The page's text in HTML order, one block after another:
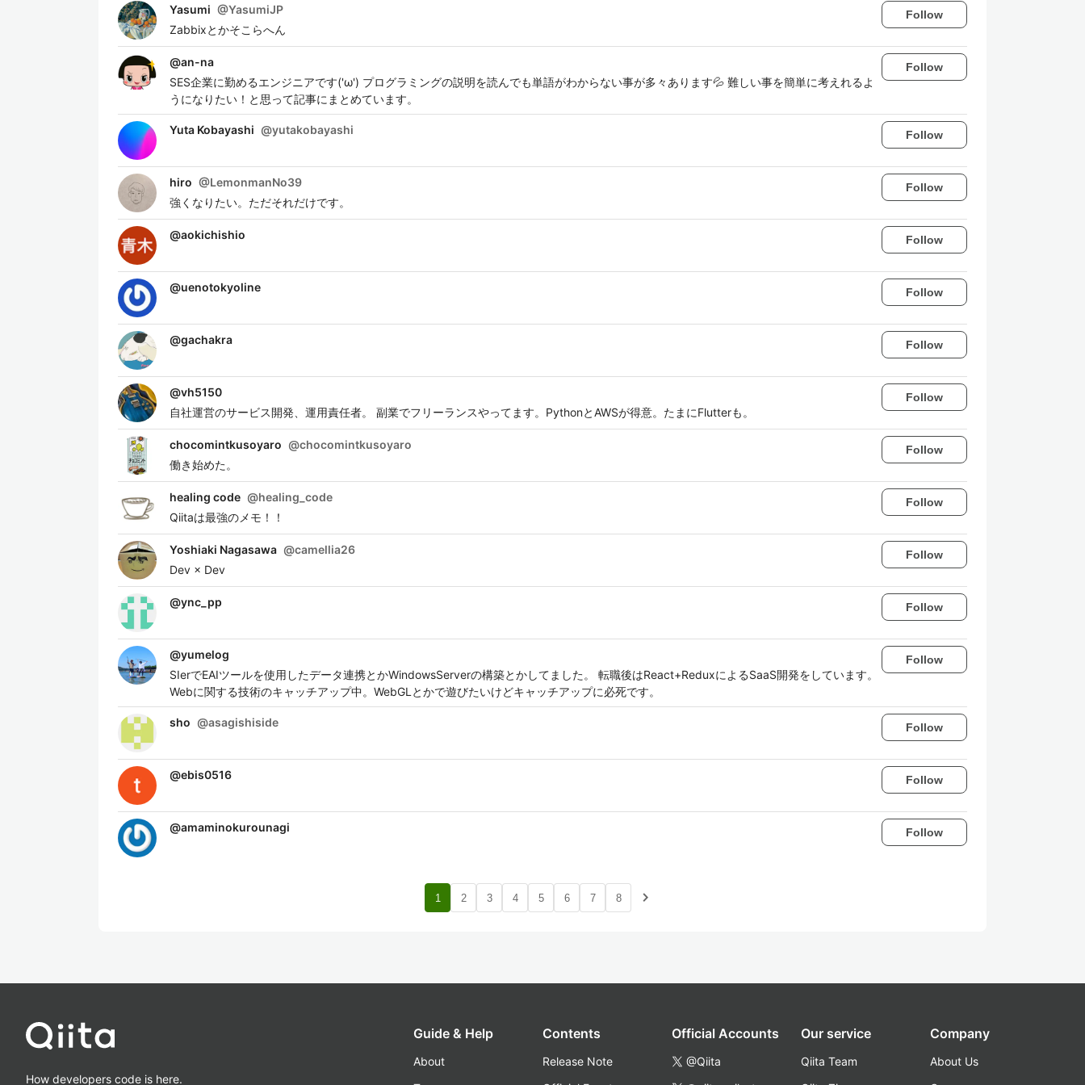
Yasumi @YasumiJP
Zabbixとかそこらへん
Follow
@an-na
SES企業に勤めるエンジニアです('ω') プログラミングの説明を読んでも単語がわからない事が多々あります💦 難しい事を簡単に考えれるよ
うになりたい！と思って記事にまとめています。
Follow
Yuta Kobayashi @yutakobayashi Follow
hiro @LemonmanNo39
強くなりたい。ただそれだけです。
Follow
@aokichishio Follow
@uenotokyoline Follow
@gachakra Follow
@vh5150
自社運営のサービス開発、運用責任者。 副業でフリーランスやってます。PythonとAWSが得意。たまにFlutterも。
Follow
chocomintkusoyaro @chocomintkusoyaro
働き始めた。
Follow
healing code @healing_code
Qiitaは最強のメモ！！
Follow
Yoshiaki Nagasawa @camellia26
Dev × Dev
Follow
@ync_pp Follow
@yumelog
SIerでEAIツールを使用したデータ連携とかWindowsServerの構築とかしてました。 転職後はReact+ReduxによるSaaS開発をしています。
Webに関する技術のキャッチアップ中。WebGLとかで遊びたいけどキャッチアップに必死です。
Follow
sho @asagishiside Follow
@ebis0516 Follow
@amaminokurounagi Follow
1 2 3 4 5 6 7 8 navigate_next
How developers code is here.
Guide & Help
About
Contents
Release Note
Official Accounts
@Qiita
Our service
Qiita Team
Company
About Us